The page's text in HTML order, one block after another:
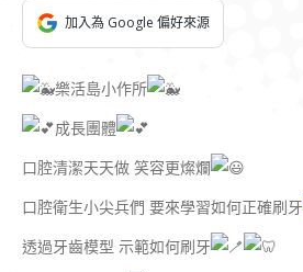
加入為 Google 偏好來源
樂活島小作所
成長團體
口腔清潔天天做 笑容更燦爛
口腔衛生小尖兵們 要來學習如何正確刷牙
透過牙齒模型 示範如何刷牙